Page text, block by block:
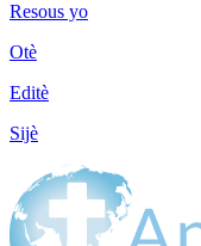
Resous yo
Otè
Editè
Sijè